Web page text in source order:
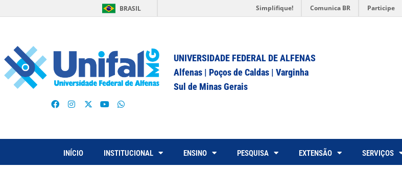
BRASIL Simplifique! Comunica BR Participe
UNIVERSIDADE FEDERAL DE ALFENAS
Alfenas | Poços de Caldas | Varginha
Sul de Minas Gerais
INÍCIO INSTITUCIONAL ENSINO PESQUISA EXTENSÃO SERVIÇOS